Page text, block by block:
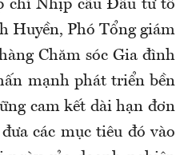
chí Nhịp cầu Đầu tư tổ
Huyền, Phó Tổng giám
Chăm sóc Gia đình
mạnh phát triển bền
cam kết dài hạn đơn
các mục tiêu đó vào